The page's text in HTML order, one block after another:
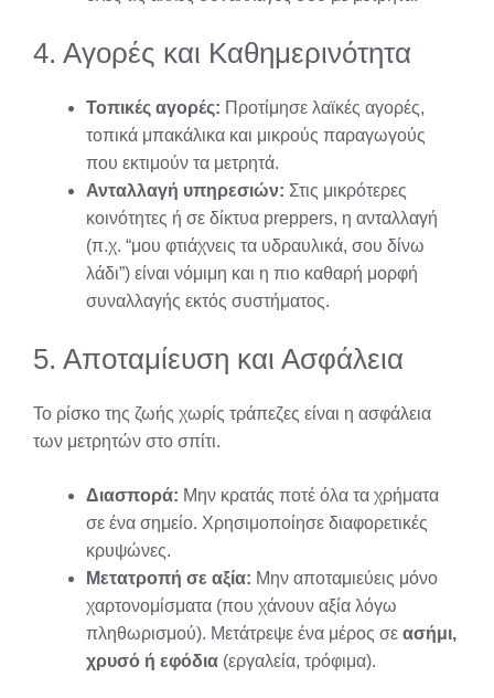
4. Αγορές και Καθημερινότητα
Τοπικές αγορές: Προτίμησε λαϊκές αγορές,
τοπικά μπακάλικα και μικρούς παραγωγούς
που εκτιμούν τα μετρητά.
Ανταλλαγή υπηρεσιών: Στις μικρότερες
κοινότητες ή σε δίκτυα preppers, η ανταλλαγή
(π.χ. “μου φτιάχνεις τα υδραυλικά, σου δίνω
λάδι”) είναι νόμιμη και η πιο καθαρή μορφή
συναλλαγής εκτός συστήματος.
5. Αποταμίευση και Ασφάλεια
Το ρίσκο της ζωής χωρίς τράπεζες είναι η ασφάλεια
των μετρητών στο σπίτι.
Διασπορά: Μην κρατάς ποτέ όλα τα χρήματα
σε ένα σημείο. Χρησιμοποίησε διαφορετικές
κρυψώνες.
Μετατροπή σε αξία: Μην αποταμιεύεις μόνο
χαρτονομίσματα (που χάνουν αξία λόγω
πληθωρισμού). Μετάτρεψε ένα μέρος σε ασήμι,
χρυσό ή εφόδια (εργαλεία, τρόφιμα).